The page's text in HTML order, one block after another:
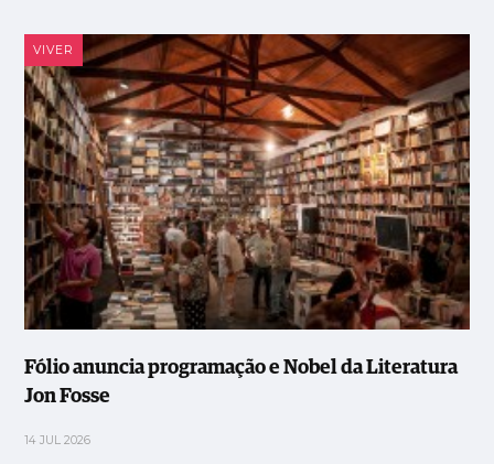
VIVER
Fólio anuncia programação e Nobel da Literatura
Jon Fosse
14 JUL 2026